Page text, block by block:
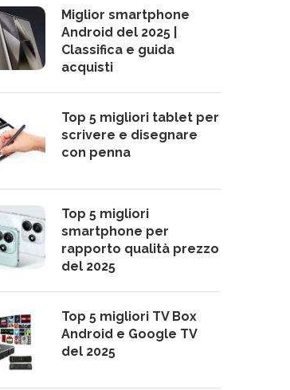
Miglior smartphone
Android del 2025 |
Classifica e guida
acquisti
Top 5 migliori tablet per
scrivere e disegnare
con penna
Top 5 migliori
smartphone per
rapporto qualità prezzo
del 2025
Top 5 migliori TV Box
Android e Google TV
del 2025